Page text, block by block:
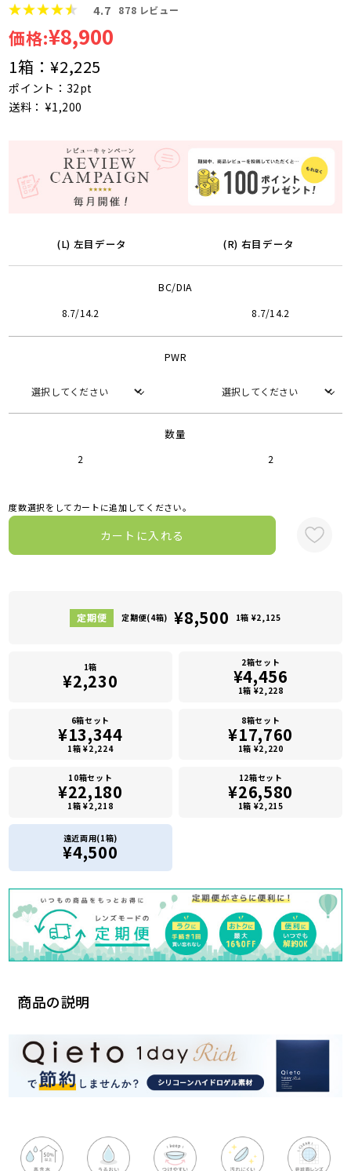
商品の説明
4.7 878 レビュー
価格:¥8,900
1箱：¥2,225
ポイント：32pt
送料： ¥1,200
(L) 左目データ (R) 右目データ
BC/DIA
8.7/14.2 8.7/14.2
PWR
数量
2 2
度数選択をしてカートに追加してください。
カートに入れる
定期便(4箱) ¥8,500 1箱 ¥2,125
1箱
¥2,230
2箱セット
¥4,456
1箱 ¥2,228
6箱セット
¥13,344
1箱 ¥2,224
8箱セット
¥17,760
1箱 ¥2,220
10箱セット
¥22,180
1箱 ¥2,218
12箱セット
¥26,580
1箱 ¥2,215
遠近両用(1箱)
¥4,500